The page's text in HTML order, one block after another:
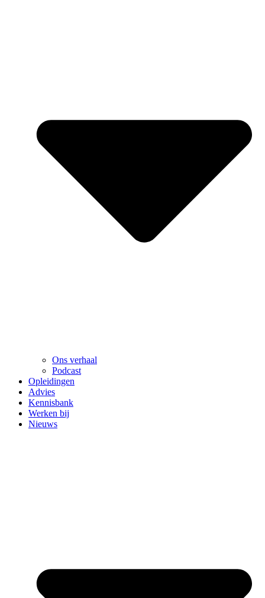
Ons verhaal
Podcast
Opleidingen
Advies
Kennisbank
Werken bij
Nieuws